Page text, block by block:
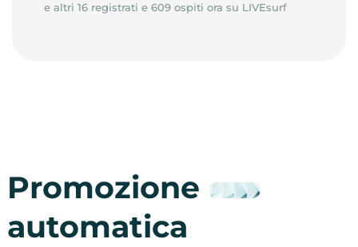
e altri 16 registrati e 609 ospiti ora su LIVEsurf
Promozione
automatica